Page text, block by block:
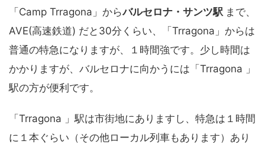
「Camp Trragona」からバルセロナ・サンツ駅 まで、
AVE(高速鉄道) だと30分くらい、「Trragona」からは
普通の特急になりますが、１時間強です。少し時間は
かかりますが、バルセロナに向かうには「Trragona 」
駅の方が便利です。
「Trragona 」駅は市街地にありますし、特急は１時間
に１本ぐらい（その他ローカル列車もあります）あり